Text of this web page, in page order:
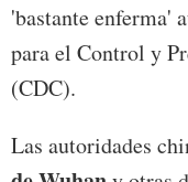
'bastante enferma'
para el Control y
(CDC).
Las autoridades